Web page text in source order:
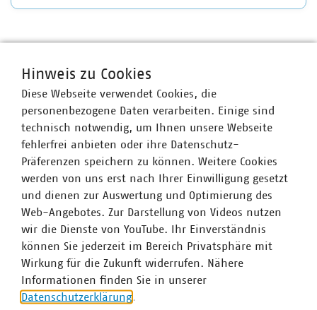
Hinweis zu Cookies
Diese Webseite verwendet Cookies, die
personenbezogene Daten verarbeiten. Einige sind
technisch notwendig, um Ihnen unsere Webseite
fehlerfrei anbieten oder ihre Datenschutz-
Präferenzen speichern zu können. Weitere Cookies
werden von uns erst nach Ihrer Einwilligung gesetzt
und dienen zur Auswertung und Optimierung des
Web-Angebotes. Zur Darstellung von Videos nutzen
wir die Dienste von YouTube. Ihr Einverständnis
können Sie jederzeit im Bereich Privatsphäre mit
Wirkung für die Zukunft widerrufen. Nähere
Informationen finden Sie in unserer
Datenschutzerklärung.